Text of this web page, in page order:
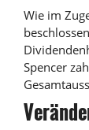
Wie im
Spencer